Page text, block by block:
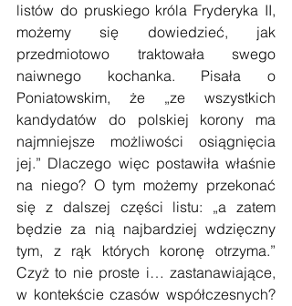
listów do pruskiego króla Fryderyka II,
możemy się dowiedzieć, jak
przedmiotowo traktowała swego
naiwnego kochanka. Pisała o
Poniatowskim, że „ze wszystkich
kandydatów do polskiej korony ma
najmniejsze możliwości osiągnięcia
jej.” Dlaczego więc postawiła właśnie
na niego? O tym możemy przekonać
się z dalszej części listu: „a zatem
będzie za nią najbardziej wdzięczny
tym, z rąk których koronę otrzyma.”
Czyż to nie proste i… zastanawiające,
w kontekście czasów współczesnych?